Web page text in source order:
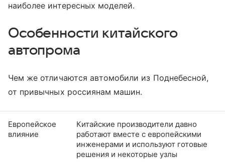
наиболее интересных моделей.
Особенности китайского
автопрома
Чем же отличаются автомобили из Поднебесной,
от привычных россиянам машин.
Европейское
влияние
Китайские производители давно
работают вместе с европейскими
инженерами и используют готовые
решения и некоторые узлы